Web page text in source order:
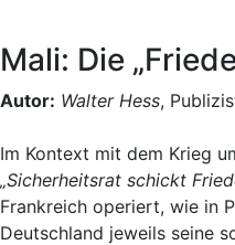
Mali: Die
Autor: Walter Hess,
Im Kontext mit dem Krieg
„Sicherheitsrat schickt
Frankreich operiert, wie in
Deutschland jeweils seine